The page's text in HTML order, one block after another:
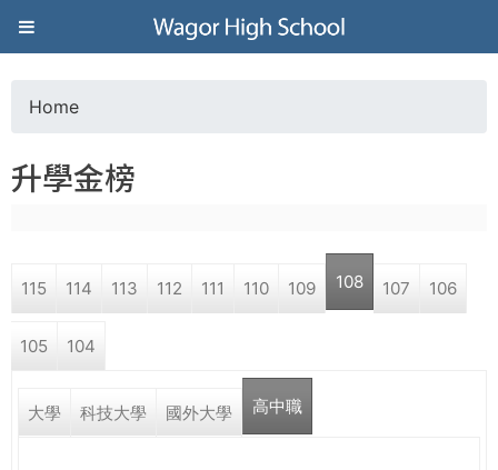
Jump to navigation
葳
格
高
學
o
a
r
e
Home
升學金榜
115 114 113 112 111 110 109 108 107 106
105 104
大學 科技大學 國外大學 高中職